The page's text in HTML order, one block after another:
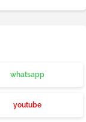
whatsapp
youtube